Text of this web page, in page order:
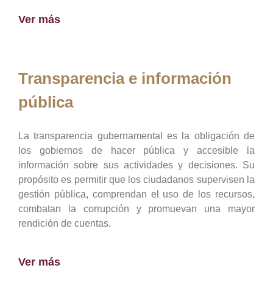
Ver más
Transparencia e información
pública
La transparencia gubernamental es la obligación de
los gobiernos de hacer pública y accesible la
información sobre sus actividades y decisiones. Su
propósito es permitir que los ciudadanos supervisen la
gestión pública, comprendan el uso de los recursos,
combatan la corrupción y promuevan una mayor
rendición de cuentas.
Ver más